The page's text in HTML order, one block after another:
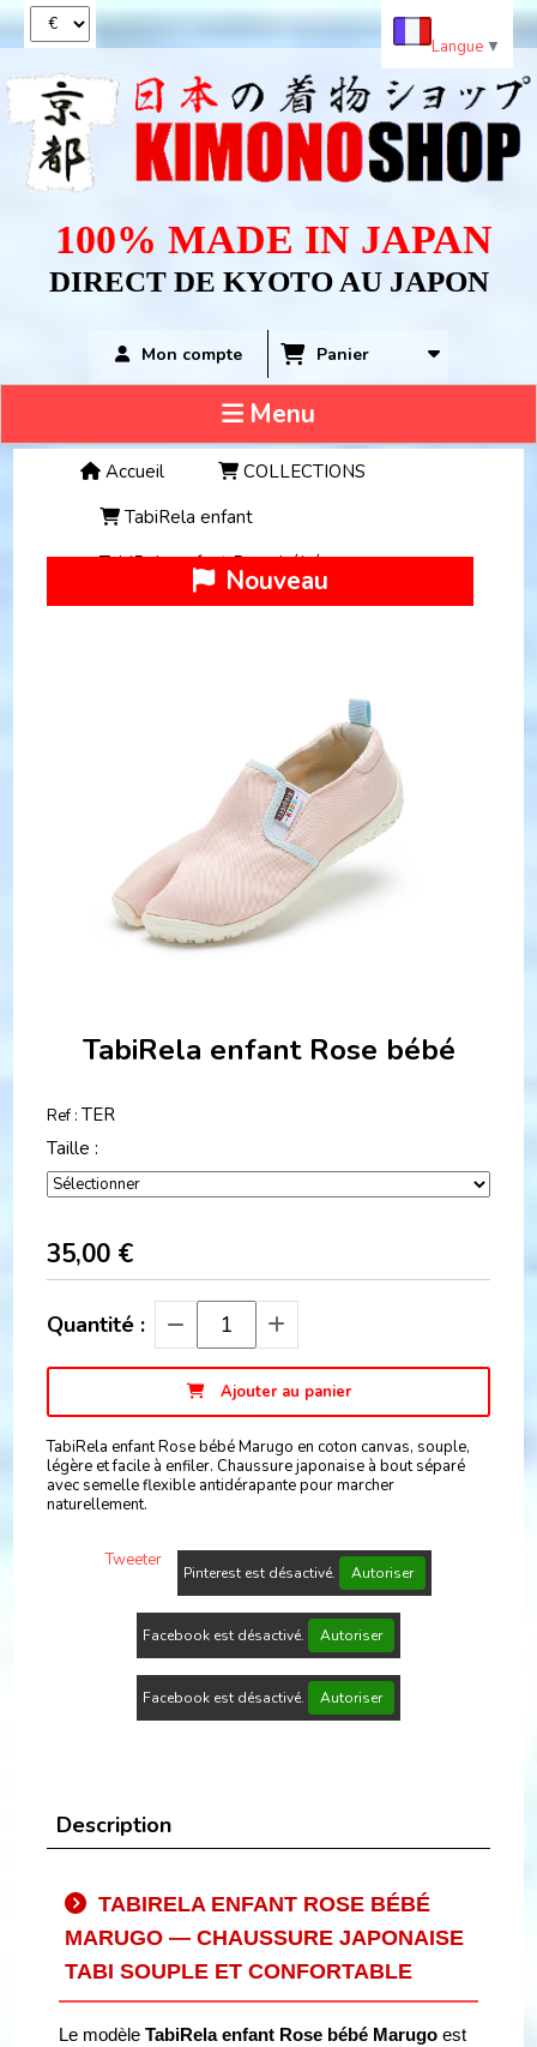
100% MADE IN JAPAN
DIRECT DE KYOTO AU JAPON
Mon compte Panier
Menu
Accueil
COLLECTIONS
TabiRela enfant
TabiRela enfant Rose bébé
Nouveau
TabiRela enfant Rose bébé
Ref : TER
Taille :
35,00 €
Quantité :
Ajouter au panier
TabiRela enfant Rose bébé Marugo en coton canvas, souple,
légère et facile à enfiler. Chaussure japonaise à bout séparé
avec semelle flexible antidérapante pour marcher
naturellement.
Tweeter
Pinterest est désactivé. Autoriser
Facebook est désactivé. Autoriser
Facebook est désactivé. Autoriser
Description
TABIRELA ENFANT ROSE BÉBÉ
MARUGO — CHAUSSURE JAPONAISE
TABI SOUPLE ET CONFORTABLE
Le modèleTabiRela enfant Rose bébé Marugo est
Langue ▼
Panneau de gestion des cookies